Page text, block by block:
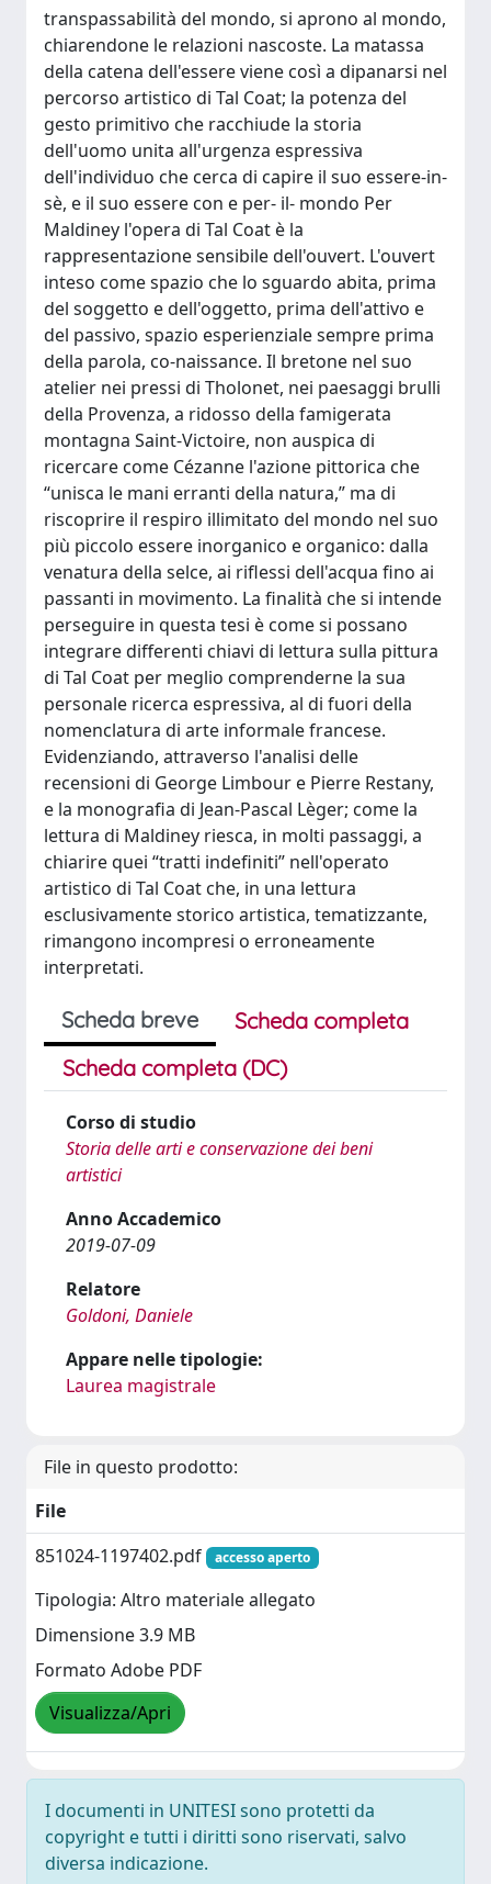
transpassabilità del mondo, si aprono al mondo,
chiarendone le relazioni nascoste. La matassa
della catena dell'essere viene così a dipanarsi nel
percorso artistico di Tal Coat; la potenza del
gesto primitivo che racchiude la storia
dell'uomo unita all'urgenza espressiva
dell'individuo che cerca di capire il suo essere-in-
sè, e il suo essere con e per- il- mondo Per
Maldiney l'opera di Tal Coat è la
rappresentazione sensibile dell'ouvert. L'ouvert
inteso come spazio che lo sguardo abita, prima
del soggetto e dell'oggetto, prima dell'attivo e
del passivo, spazio esperienziale sempre prima
della parola, co-naissance. Il bretone nel suo
atelier nei pressi di Tholonet, nei paesaggi brulli
della Provenza, a ridosso della famigerata
montagna Saint-Victoire, non auspica di
ricercare come Cézanne l'azione pittorica che
“unisca le mani erranti della natura,” ma di
riscoprire il respiro illimitato del mondo nel suo
più piccolo essere inorganico e organico: dalla
venatura della selce, ai riflessi dell'acqua fino ai
passanti in movimento. La finalità che si intende
perseguire in questa tesi è come si possano
integrare differenti chiavi di lettura sulla pittura
di Tal Coat per meglio comprenderne la sua
personale ricerca espressiva, al di fuori della
nomenclatura di arte informale francese.
Evidenziando, attraverso l'analisi delle
recensioni di George Limbour e Pierre Restany,
e la monografia di Jean-Pascal Lèger; come la
lettura di Maldiney riesca, in molti passaggi, a
chiarire quei “tratti indefiniti” nell'operato
artistico di Tal Coat che, in una lettura
esclusivamente storico artistica, tematizzante,
rimangono incompresi o erroneamente
interpretati.
Scheda breve
Scheda completa
Scheda completa (DC)
Corso di studio
Storia delle arti e conservazione dei beni
artistici
Anno Accademico
2019-07-09
Relatore
Goldoni, Daniele
Appare nelle tipologie:
Laurea magistrale
File in questo prodotto:
File
851024-1197402.pdf
accesso aperto
Tipologia: Altro materiale allegato
Dimensione 3.9 MB
Formato Adobe PDF
Visualizza/Apri
I documenti in UNITESI sono protetti da
copyright e tutti i diritti sono riservati, salvo
diversa indicazione.